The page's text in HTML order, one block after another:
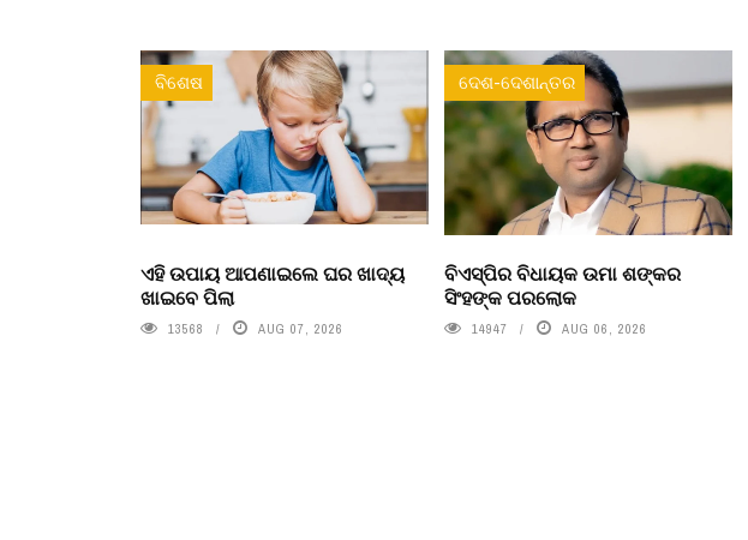
ବିଶେଷ
ଏହି ଉପାୟ ଆପଣାଇଲେ ଘର ଖାଦ୍ୟ
ଖାଇବେ ପିଲା
13568 AUG 07, 2026
ଦେଶ-ଦେଶାନ୍ତର
ବିଏସ୍‌ପିର ବିଧାୟକ ଉମା ଶଙ୍କର
ସିଂହଙ୍କ ପରଲୋକ
14947 AUG 06, 2026